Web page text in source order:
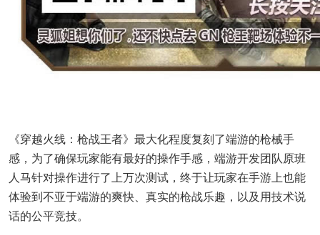
《穿越火线：枪战王者》最大化程度复刻了端游的枪械手
感，为了确保玩家能有最好的操作手感，端游开发团队原班
人马针对操作进行了上万次测试，终于让玩家在手游上也能
体验到不亚于端游的爽快、真实的枪战乐趣，以及用技术说
话的公平竞技。